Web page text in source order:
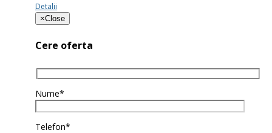
Detalii
×Close
Cere oferta
Nume*
Telefon*